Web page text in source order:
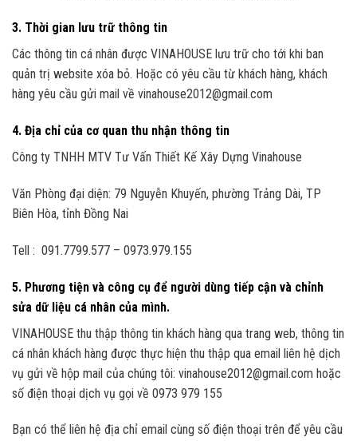
3. Thời gian lưu trữ thông tin
Các thông tin cá nhân được VINAHOUSE lưu trữ cho tới khi ban
quản trị website xóa bỏ. Hoặc có yêu cầu từ khách hàng, khách
hàng yêu cầu gửi mail về vinahouse2012@gmail.com
4. Địa chỉ của cơ quan thu nhận thông tin
Công ty TNHH MTV Tư Vấn Thiết Kế Xây Dựng Vinahouse
Văn Phòng đại diện: 79 Nguyễn Khuyến, phường Trảng Dài, TP
Biên Hòa, tỉnh Đồng Nai
Tell : 091.7799.577 – 0973.979.155
5. Phương tiện và công cụ để người dùng tiếp cận và chỉnh
sửa dữ liệu cá nhân của mình.
VINAHOUSE thu thập thông tin khách hàng qua trang web, thông tin
cá nhân khách hàng được thực hiện thu thập qua email liên hệ dịch
vụ gửi về hộp mail của chúng tôi: vinahouse2012@gmail.com hoặc
số điện thoại dịch vụ gọi về 0973 979 155
Bạn có thể liên hệ địa chỉ email cùng số điện thoại trên để yêu cầu